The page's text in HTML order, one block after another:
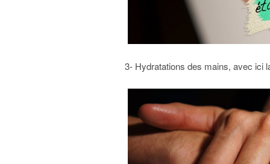
3- Hydratations des mains, avec ici